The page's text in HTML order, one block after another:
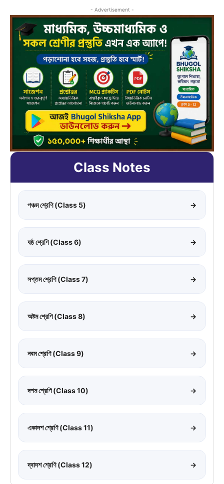
- Advertisement -
Class Notes
পঞ্চম শ্রেণি (Class 5) →
ষষ্ঠ শ্রেণি (Class 6) →
সপ্তম শ্রেণি (Class 7) →
অষ্টম শ্রেণি (Class 8) →
নবম শ্রেণি (Class 9) →
দশম শ্রেণি (Class 10) →
একাদশ শ্রেণি (Class 11) →
দ্বাদশ শ্রেণি (Class 12) →